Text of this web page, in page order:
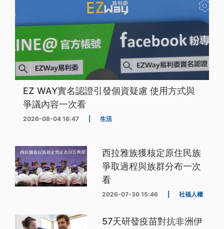
EZ WAY實名認證引發個資疑慮 使用方式與
爭議內容一次看
2026-08-04 16:47 生活
西拉雅族獲核定原住民族
爭取過程與族群分布一次
看
2026-07-30 15:46 社福人權
57天研發疫苗對抗非洲伊